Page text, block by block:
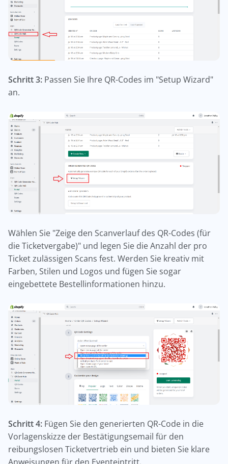
Schritt 3: Passen Sie Ihre QR-Codes im "Setup Wizard"
an.
Wählen Sie "Zeige den Scanverlauf des QR-Codes (für
die Ticketvergabe)" und legen Sie die Anzahl der pro
Ticket zulässigen Scans fest. Werden Sie kreativ mit
Farben, Stilen und Logos und fügen Sie sogar
eingebettete Bestellinformationen hinzu.
Schritt 4: Fügen Sie den generierten QR-Code in die
Vorlagenskizze der Bestätigungsemail für den
reibungslosen Ticketvertrieb ein und bieten Sie klare